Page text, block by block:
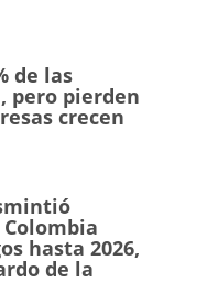
de las
pero pierden
crecen
hasta 2026,
de la